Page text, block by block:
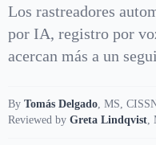
Los rastreadores
por IA, registro por
acercan más a un
By Tomás Delgado, MS,
Reviewed by Greta Lindqvist,